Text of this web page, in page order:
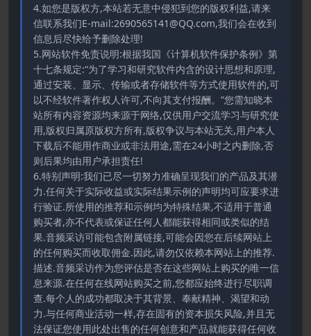
4.如您是版权方,本站若无意中侵犯到您的版权利益,请来
信联系我们E-mail:2690565141@QQ.com,我们会在收到
信息后尽快给予删除处理!
5.网站软件免责说明:根据我国《计算机软件保护条例》第
十七条规定:“为了学习和研究软件内含的设计思想和原理,
通过安装、显示、传输或者存储软件等方式使用软件的,可
以不经软件著作权人许可,不向其支付报酬。”您需知晓本
站所有内容资源均来源于网络,仅供用户交流学习与研究使
用,版权归属原版权方所有,版权争议与本站无关,用户本人
下载后不能用作商业或非法用途,需在24小时之内删除,否
则后果均由用户承担责任!
6.特别声明:我们已尽一切努力准确呈现我们的产品及其潜
力.任何关于实际收益或实际结果示例的声明均可应要求进
行验证.所使用的推荐和示例均为特殊结果,不适用于普通
购买者,亦不代表或保证任何人都能获得相同或类似的结
果.音频采访可能包含附属链接,可能会因您在后续网站上
的任何购买而收取佣金.因此,请勿仅依赖本网站上的推荐.
描述.音频采访作为您评估是否在这些网站上购买的唯一信
息来源.在任何在线网站购买之前,您都应始终进行尽职调
查.每个人的成功都取决于其背景、奉献精神、渴望和动
力.与任何商业活动一样,存在固有的资本损失风险,并且无
法保证您使用此处出售的任何创意和产品就能获得任何收